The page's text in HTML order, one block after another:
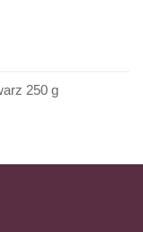
250 g